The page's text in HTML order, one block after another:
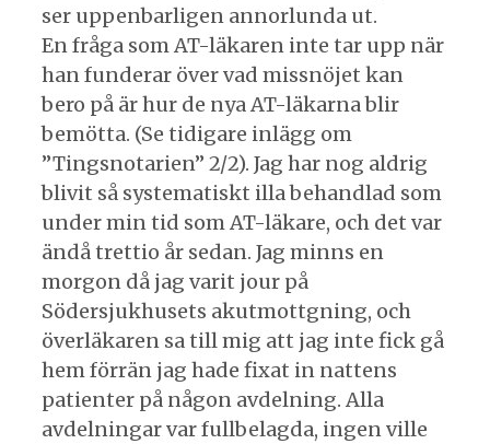
ser uppenbarligen annorlunda ut.
En fråga som AT-läkaren inte tar upp när
han funderar över vad missnöjet kan
bero på är hur de nya AT-läkarna blir
bemötta. (Se tidigare inlägg om
”Tingsnotarien” 2/2). Jag har nog aldrig
blivit så systematiskt illa behandlad som
under min tid som AT-läkare, och det var
ändå trettio år sedan. Jag minns en
morgon då jag varit jour på
Södersjukhusets akutmottgning, och
överläkaren sa till mig att jag inte fick gå
hem förrän jag hade fixat in nattens
patienter på någon avdelning. Alla
avdelningar var fullbelagda, ingen ville